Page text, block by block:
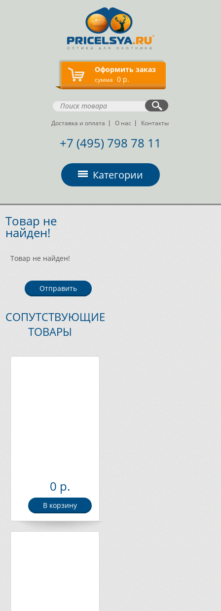
Оформить заказ
сумма 0 р.
Доставка и оплата О нас Контакты
+7 (495) 798 78 11
Категории
Товар не
найден!
Товар не найден!
Отправить
СОПУТСТВУЮЩИЕ
ТОВАРЫ
0 р.
В корзину